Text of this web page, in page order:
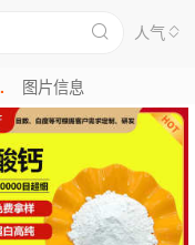
人气
片 图片信息